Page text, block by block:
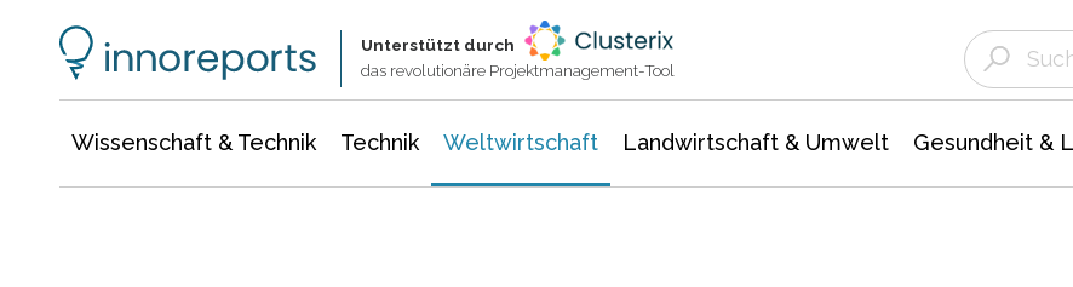
Unterstützt durch
das revolutionäre Projektmanagement-Tool
Wissenschaft & Technik Technik Weltwirtschaft Landwirtschaft & Umwelt Gesundheit &